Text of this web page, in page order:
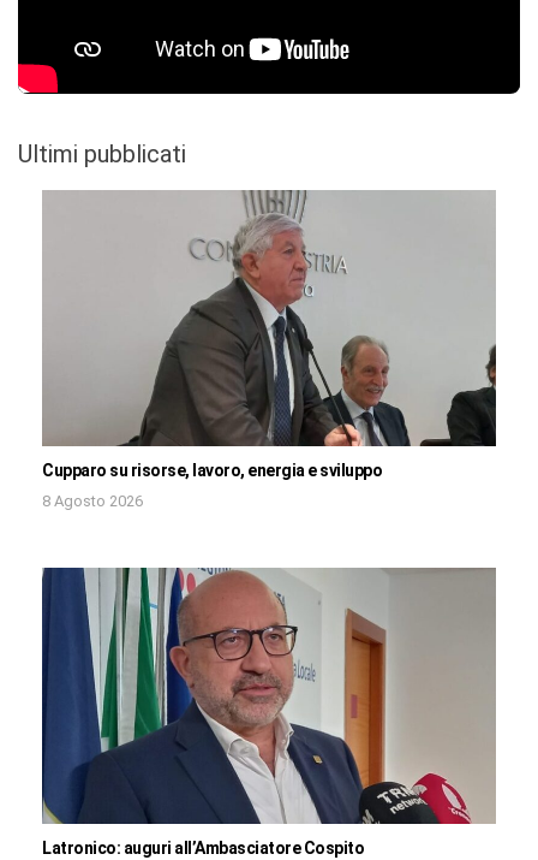
Ultimi pubblicati
Cupparo su risorse, lavoro, energia e sviluppo
8 Agosto 2026
Latronico: auguri all’Ambasciatore Cospito